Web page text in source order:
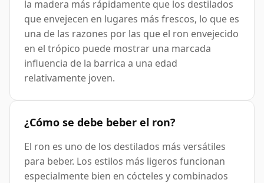
la madera más rápidamente que los destilados
que envejecen en lugares más frescos, lo que es
una de las razones por las que el ron envejecido
en el trópico puede mostrar una marcada
influencia de la barrica a una edad
relativamente joven.
¿Cómo se debe beber el ron?
El ron es uno de los destilados más versátiles
para beber. Los estilos más ligeros funcionan
especialmente bien en cócteles y combinados